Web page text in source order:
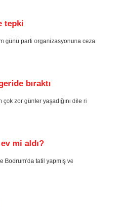
tepki
günü parti organizasyonuna ceza
bıraktı
zor günler yaşadığını dile ri
mi aldı?
Bodrum'da tatil yapmış ve